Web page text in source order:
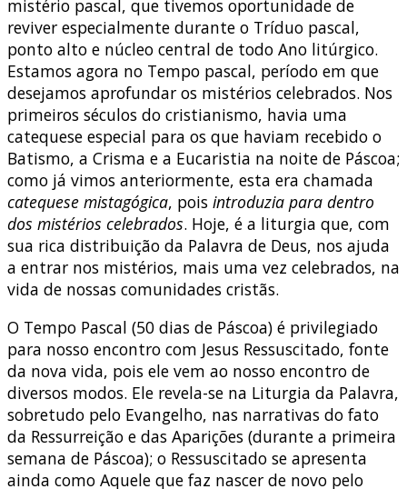
mistério pascal, que tivemos oportunidade de
reviver especialmente durante o Tríduo pascal,
ponto alto e núcleo central de todo Ano litúrgico.
Estamos agora no Tempo pascal, período em que
desejamos aprofundar os mistérios celebrados. Nos
primeiros séculos do cristianismo, havia uma
catequese especial para os que haviam recebido o
Batismo, a Crisma e a Eucaristia na noite de Páscoa;
como já vimos anteriormente, esta era chamada
catequese mistagógica, pois introduzia para dentro
dos mistérios celebrados. Hoje, é a liturgia que, com
sua rica distribuição da Palavra de Deus, nos ajuda
a entrar nos mistérios, mais uma vez celebrados, na
vida de nossas comunidades cristãs.
O Tempo Pascal (50 dias de Páscoa) é privilegiado
para nosso encontro com Jesus Ressuscitado, fonte
da nova vida, pois ele vem ao nosso encontro de
diversos modos. Ele revela-se na Liturgia da Palavra,
sobretudo pelo Evangelho, nas narrativas do fato
da Ressurreição e das Aparições (durante a primeira
semana de Páscoa); o Ressuscitado se apresenta
ainda como Aquele que faz nascer de novo pelo